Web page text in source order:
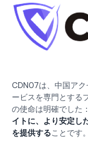
CDN07は、中国ア
ービスを専門とする
の使命は明確でした：
イトに、より安定し
を提供することです。